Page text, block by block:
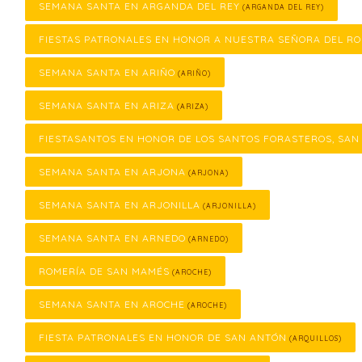
SEMANA SANTA EN ARGANDA DEL REY (ARGANDA DEL REY)
FIESTAS PATRONALES EN HONOR A NUESTRA SEÑORA DEL
SEMANA SANTA EN ARIÑO (ARIÑO)
SEMANA SANTA EN ARIZA (ARIZA)
FIESTASANTOS EN HONOR DE LOS SANTOS FORASTEROS,
SEMANA SANTA EN ARJONA (ARJONA)
SEMANA SANTA EN ARJONILLA (ARJONILLA)
SEMANA SANTA EN ARNEDO (ARNEDO)
ROMERÍA DE SAN MAMÉS (AROCHE)
SEMANA SANTA EN AROCHE (AROCHE)
FIESTA PATRONALES EN HONOR DE SAN ANTÓN (ARQUILLOS)